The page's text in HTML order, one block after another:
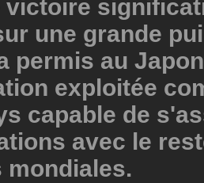
victoire
une grande
permis au
exploitée
capable de
avec le
mondiales.